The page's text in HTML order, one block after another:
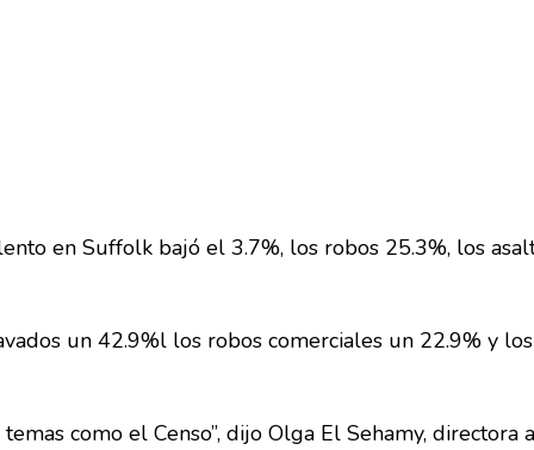
en Suffolk bajó el 3.7%, los robos 25.3%, los
un 42.9%l los robos comerciales un 22.9% y
como el Censo”, dijo Olga El Sehamy, directora